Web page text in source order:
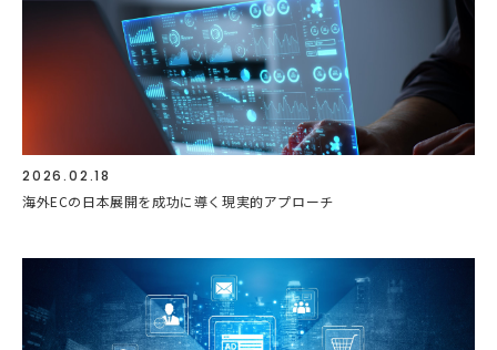
2026.02.18
海外ECの日本展開を成功に導く現実的アプローチ